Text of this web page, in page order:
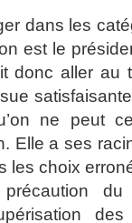
dans les
est le
donc aller au
ne peut
Elle a ses
les choix